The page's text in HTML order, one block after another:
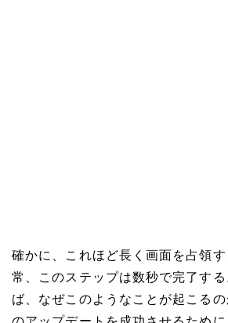
確かに、これほど長く画面を占領
常、このステップは数秒で完了す
ば、なぜこのようなことが起こる